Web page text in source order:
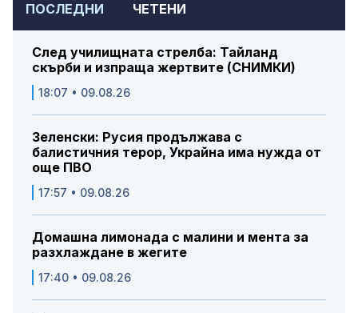
ПОСЛЕДНИ ЧЕТЕНИ
След училищната стрелба: Тайланд
скърби и изпраща жертвите (СНИМКИ)
18:07 • 09.08.26
Зеленски: Русия продължава с
балистичния терор, Украйна има нужда от
още ПВО
17:57 • 09.08.26
Домашна лимонада с малини и мента за
разхлаждане в жегите
17:40 • 09.08.26